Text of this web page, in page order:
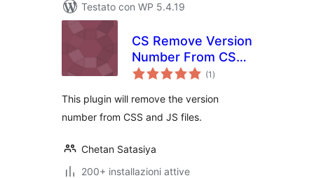
Testato con WP 5.4.19
CS Remove Version
Number From CSS
& JS
(1 valutazioni
totali
)
This plugin will remove the version
number from CSS and JS files.
Chetan Satasiya
200+ installazioni attive